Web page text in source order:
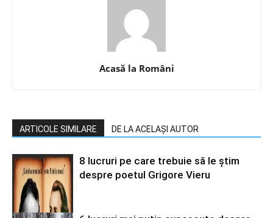
Acasă la Români
ARTICOLE SIMILARE DE LA ACELAȘI AUTOR
8 lucruri pe care trebuie să le știm
despre poetul Grigore Vieru